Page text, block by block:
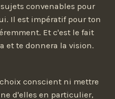
convenables pour
Il est impératif pour ton
Et c'est le fait
et te donnera la vision.
conscient ni mettre
d'elles en particulier,